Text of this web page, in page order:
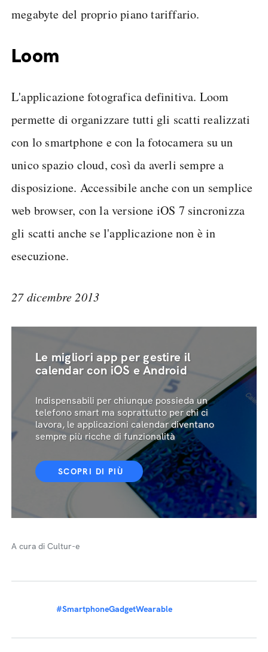
megabyte del proprio piano tariffario.
Loom
L'applicazione fotografica definitiva. Loom
permette di organizzare tutti gli scatti realizzati
con lo smartphone e con la fotocamera su un
unico spazio cloud, così da averli sempre a
disposizione. Accessibile anche con un semplice
web browser, con la versione iOS 7 sincronizza
gli scatti anche se l'applicazione non è in
esecuzione.
27 dicembre 2013
Le migliori app per gestire il
calendar con iOS e Android
Indispensabili per chiunque possieda un
telefono smart ma soprattutto per chi ci
lavora, le applicazioni calendar diventano
sempre più ricche di funzionalità
SCOPRI DI PIÙ
A cura di Cultur-e
#SmartphoneGadgetWearable